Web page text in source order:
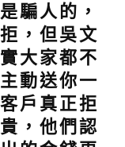
人的，
，但吳文
大家都不
動送你一
戶真正拒
，他們認